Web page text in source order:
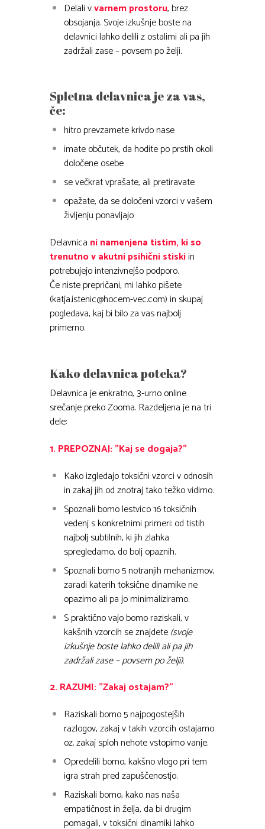
Delali vvarnem prostoru, brez
obsojanja. Svoje izkušnje boste na
delavnici lahko delili z ostalimi ali pa jih
zadržali zase – povsem po želji.
Spletna delavnica je za vas,
če:
hitro prevzamete krivdo nase
imate občutek, da hodite po prstih okoli
določene osebe
se večkrat vprašate, ali pretiravate
opažate, da se določeni vzorci v vašem
življenju ponavljajo
Delavnica ni namenjena tistim, ki so
trenutno v akutni psihični stiskiin
potrebujejo intenzivnejšo podporo.
Če niste prepričani, mi lahko pišete
(katja.istenic@hocem-vec.com) in skupaj
pogledava, kaj bi bilo za vas najbolj
primerno.
Kako delavnica poteka?
Delavnica je enkratno, 3-urno online
srečanje preko Zooma. Razdeljena je na tri
dele:
1. PREPOZNAJ: ”Kaj se dogaja?”
Kako izgledajo toksični vzorci v odnosih
in zakaj jih od znotraj tako težko vidimo.
Spoznali bomo lestvico 16 toksičnih
vedenj s konkretnimi primeri: od tistih
najbolj subtilnih, ki jih zlahka
spregledamo, do bolj opaznih.
Spoznali bomo 5 notranjih mehanizmov,
zaradi katerih toksične dinamike ne
opazimo ali pa jo minimaliziramo.
S praktično vajo bomo raziskali, v
kakšnih vzorcih se znajdete(svoje
izkušnje boste lahko delili ali pa jih
zadržali zase – povsem po želji).
2. RAZUMI: ”Zakaj ostajam?”
Raziskali bomo 5 najpogostejših
razlogov, zakaj v takih vzorcih ostajamo
oz. zakaj sploh nehote vstopimo vanje.
Opredelili bomo, kakšno vlogo pri tem
igra strah pred zapuščenostjo.
Raziskali bomo, kako nas naša
empatičnost in želja, da bi drugim
pomagali, v toksični dinamiki lahko